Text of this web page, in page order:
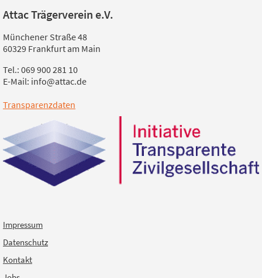
Attac Trägerverein e.V.
Münchener Straße 48
60329 Frankfurt am Main
Tel.: 069 900 281 10
E-Mail: info@attac.de
Transparenzdaten
Impressum
Datenschutz
Kontakt